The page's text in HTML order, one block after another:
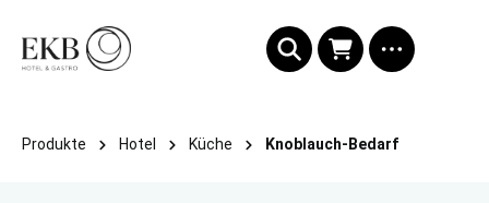
Produkte Hotel Küche Knoblauch-Bedarf